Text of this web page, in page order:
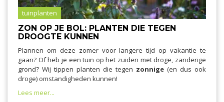
tuinplanten
ZON OP JE BOL: PLANTEN DIE TEGEN
DROOGTE KUNNEN
Plannen om deze zomer voor langere tijd op vakantie te
gaan? Of heb je een tuin op het zuiden met droge, zanderige
grond? Wij tippen planten die tegen zonnige (en dus ook
droge) omstandigheden kunnen!
Lees meer...